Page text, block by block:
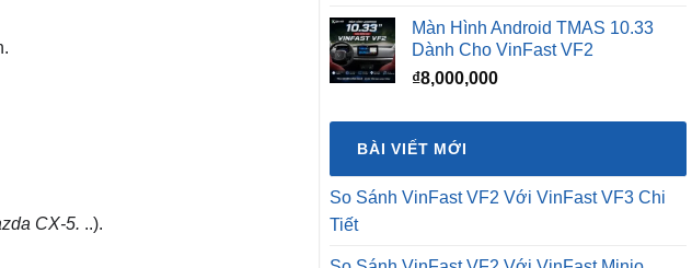
CX-5. ..).
Màn Hình Android TMAS 10.33
Dành Cho VinFast VF2
₫8,000,000
BÀI VIẾT MỚI
So Sánh VinFast VF2 Với VinFast VF3 Chi
Tiết